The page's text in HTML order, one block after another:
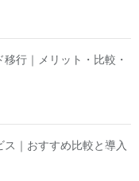
行｜メリット・比較・
｜おすすめ比較と導入